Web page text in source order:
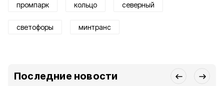
промпарк кольцо северный
светофоры минтранс
Последние новости